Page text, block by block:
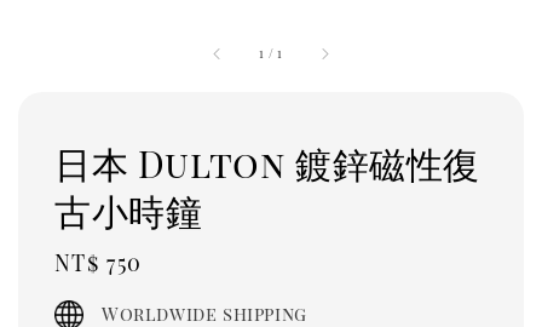
1 /1
日本 Dulton 鍍鋅磁性復
古小時鐘
Regular
price
NT$ 750
Worldwide shipping